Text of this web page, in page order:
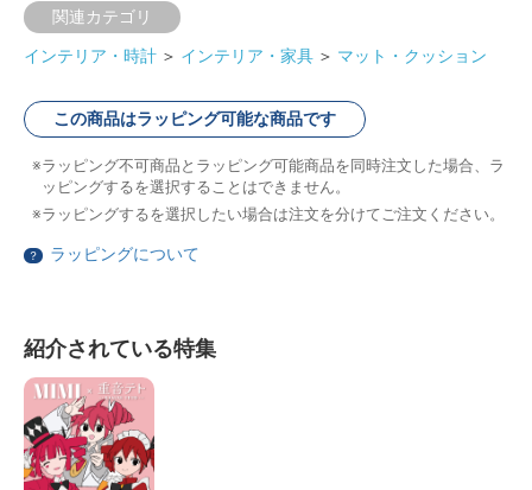
関連カテゴリ
インテリア・時計 ＞ インテリア・家具 ＞ マット・クッション
この商品はラッピング可能な商品です
ラッピング不可商品とラッピング可能商品を同時注文した場合、ラ
ッピングするを選択することはできません。
ラッピングするを選択したい場合は注文を分けてご注文ください。
？ ラッピングについて
紹介されている特集